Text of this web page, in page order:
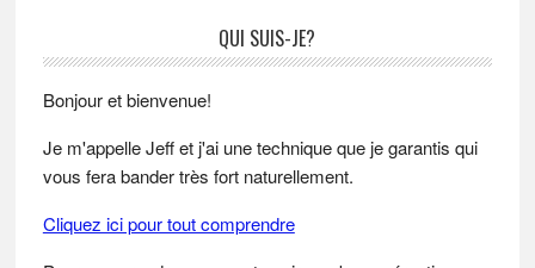
Sidebar
QUI SUIS-JE?
Bonjour et bienvenue!
Je m'appelle Jeff et j'ai une technique que je garantis qui
vous fera bander très fort naturellement.
Cliquez ici pour tout comprendre